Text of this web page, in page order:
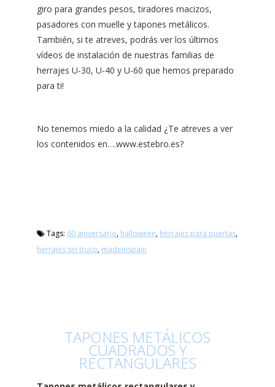
giro para grandes pesos, tiradores macizos,
pasadores con muelle y tapones metálicos.
También, si te atreves, podrás ver los últimos
vídeos de instalación de nuestras familias de
herrajes U-30, U-40 y U-60 que hemos preparado
para ti!
No tenemos miedo a la calidad ¿Te atreves a ver
los contenidos en….www.estebro.es?
Tags: 60 aniversario, halloween, herrajes para puertas,
herrajes sin truco, madeinspain
TAPONES METÁLICOS
CUADRADOS Y
RECTANGULARES